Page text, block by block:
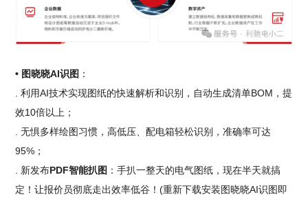
• 图晓晓AI识图 ：
. 利用AI技术实现图纸的快速解析和识别，自动生成清单BOM，提
效10倍以上；
. 无惧多样绘图习惯，高低压、配电箱轻松识别，准确率可达
95%；
. 新发布PDF智能扒图 ：手扒一整天的电气图纸，现在半天就搞
定！让报价员彻底走出效率低谷！(重新下载安装图晓晓AI识图即